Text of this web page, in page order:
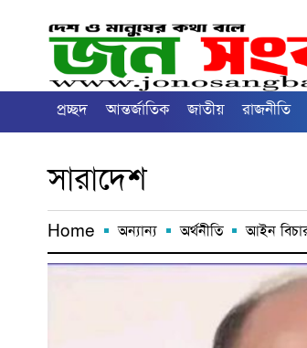
প্রচ্ছদ আন্তর্জাতিক জাতীয় রাজনীতি
সারাদেশ
Home অন্যান্য অর্থনীতি আইন